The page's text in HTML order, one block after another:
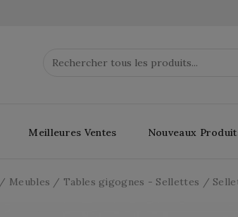
Meilleures Ventes Nouveaux
Meubles Tables gigognes - Sellettes